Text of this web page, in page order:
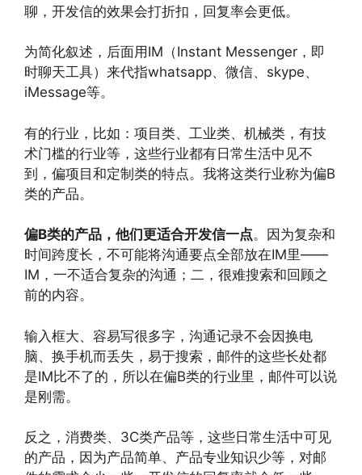
聊，开发信的效果会打折扣，回复率会更低。
为简化叙述，后面用IM（Instant Messenger，即
时聊天工具）来代指whatsapp、微信、skype、
iMessage等。
有的行业，比如：项目类、工业类、机械类，有技
术门槛的行业等，这些行业都有日常生活中见不
到，偏项目和定制类的特点。我将这类行业称为偏B
类的产品。
偏B类的产品，他们更适合开发信一点。因为复杂和
时间跨度长，不可能将沟通要点全部放在IM里——
IM，一不适合复杂的沟通；二，很难搜索和回顾之
前的内容。
输入框大、容易写很多字，沟通记录不会因换电
脑、换手机而丢失，易于搜索，邮件的这些长处都
是IM比不了的，所以在偏B类的行业里，邮件可以说
是刚需。
反之，消费类、3C类产品等，这些日常生活中可见
的产品，因为产品简单、产品专业知识少等，对邮